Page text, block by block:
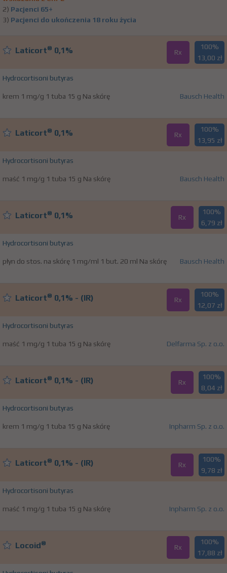
2) Pacjenci 65+
3) Pacjenci do ukończenia 18 roku życia
Laticort® 0,1% Rx
100%
13,00 zł
Hydrocortisoni butyras
krem 1 mg/g 1 tuba 15 g Na skórę Bausch Health
Laticort® 0,1% Rx
100%
13,95 zł
Hydrocortisoni butyras
maść 1 mg/g 1 tuba 15 g Na skórę Bausch Health
Laticort® 0,1% Rx
100%
6,79 zł
Hydrocortisoni butyras
płyn do stos. na skórę 1 mg/ml 1 but. 20 ml Na skórę Bausch Health
Laticort® 0,1% - (IR) Rx
100%
12,07 zł
Hydrocortisoni butyras
maść 1 mg/g 1 tuba 15 g Na skórę Delfarma Sp. z o.o.
Laticort® 0,1% - (IR) Rx
100%
8,04 zł
Hydrocortisoni butyras
krem 1 mg/g 1 tuba 15 g Na skórę Inpharm Sp. z o.o.
Laticort® 0,1% - (IR) Rx
100%
9,78 zł
Hydrocortisoni butyras
maść 1 mg/g 1 tuba 15 g Na skórę Inpharm Sp. z o.o.
Locoid® Rx
100%
17,88 zł